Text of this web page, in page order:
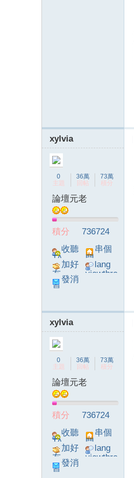
xylvia
0
主題
36萬
回帖
73萬
積分
論壇元老
積分
736724
收聽
TA
串個
門
加好
友
lang
viewthre
發消
息
xylvia
0
主題
36萬
回帖
73萬
積分
論壇元老
積分
736724
收聽
TA
串個
門
加好
友
lang
viewthre
發消
息